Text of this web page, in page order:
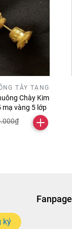
TÂY TẠNG
Chày Kim
mạ vàng 5 lớp
ký
Fanpage